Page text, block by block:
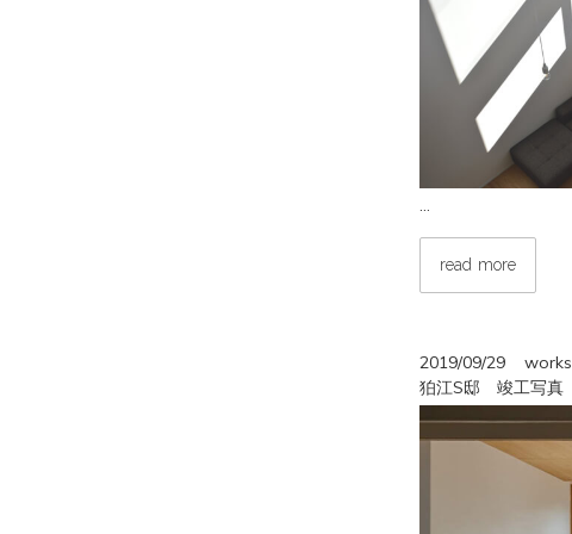
…
read more
2019/09/29
works
狛江S邸 竣工写真